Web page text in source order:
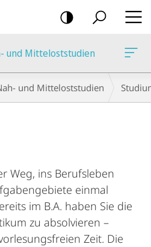
und Mitteloststudien
und Mitteloststudien
Weg, ins Berufsleben
einmal
im B.A. haben Sie die
zu absolvieren –
Zeit. Die